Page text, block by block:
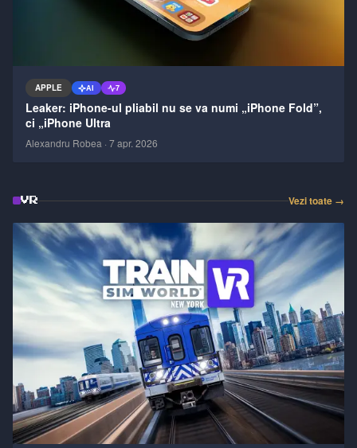
APPLE AI 7
Leaker: iPhone-ul pliabil nu se va numi „iPhone Fold”,
ci „iPhone Ultra
Alexandru Robea · 7 apr. 2026
VR Vezi toate →